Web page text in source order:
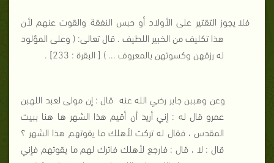
فلا يجوز التقتير على الأولاد أو حبس النفقة والقوت عنهم لأن
هذا تكليف من الخبير اللطيف . قال تعالى: ( وعلى المؤلود
له رزقهن وكسوتهن بالمعروف ... ) [ البقرة : 233] .
وعن وهببن جابر رضي الله عنه قال : إن مولى لعبد اللهبن
عمرو قال له : إني أريد أن أقيم هذا الشهر ها هنا ببيت
المقدس ، فقال له تركت لأهلك ما يقوتهم هذا الشهر ؟
قال : لا ، قال : فارجع لأهلك فاترك لهم ما يقوتهم فإني